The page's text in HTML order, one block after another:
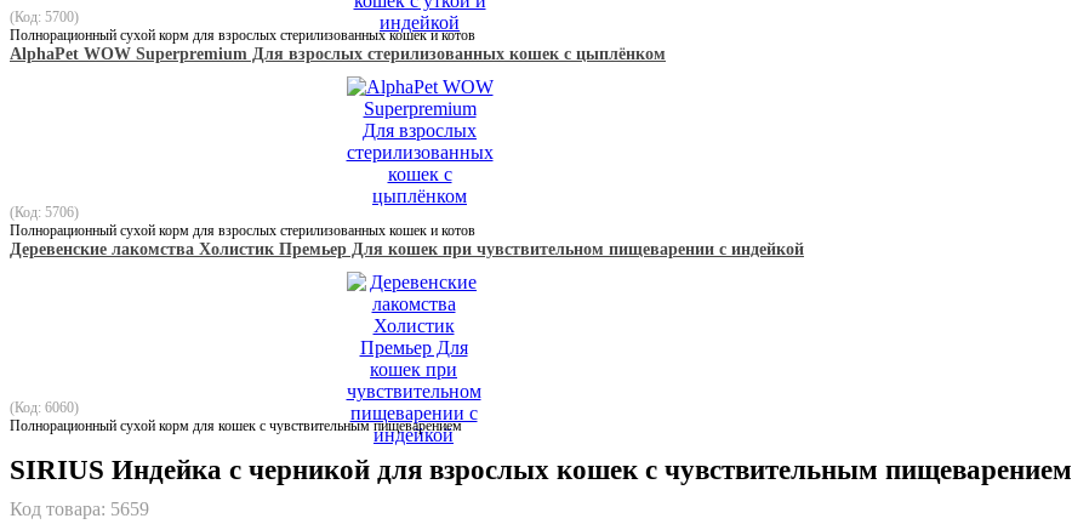
(Код: 5700)
Полнорационный сухой корм для взрослых стерилизованных кошек и котов
AlphaPet WOW Superpremium Для взрослых стерилизованных кошек с цыплёнком
(Код: 5706)
Полнорационный сухой корм для взрослых стерилизованных кошек и котов
Деревенские лакомства Холистик Премьер Для кошек при чувствительном пищеварении с индейкой
(Код: 6060)
Полнорационный сухой корм для кошек с чувствительным пищеварением
SIRIUS Индейка с черникой для взрослых кошек с чувствительным пищеварением
Код товара: 5659